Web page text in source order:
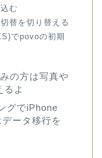
む
替を切り替える
でpovoの初期
の方は写真や
るよ
グでiPhone
ータ移行を